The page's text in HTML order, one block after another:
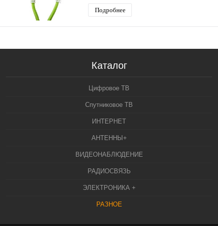
Подробнее
Каталог
Цифровое ТВ
Спутниковое ТВ
ИНТЕРНЕТ
АНТЕННЫ+
ВИДЕОНАБЛЮДЕНИЕ
РАДИОСВЯЗЬ
ЭЛЕКТРОНИКА +
РАЗНОЕ